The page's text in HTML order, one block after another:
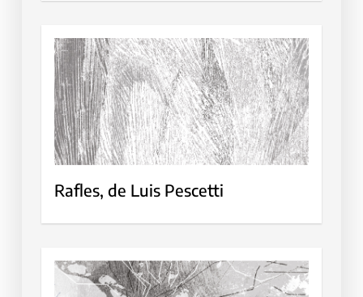
Rafles, de Luis Pescetti